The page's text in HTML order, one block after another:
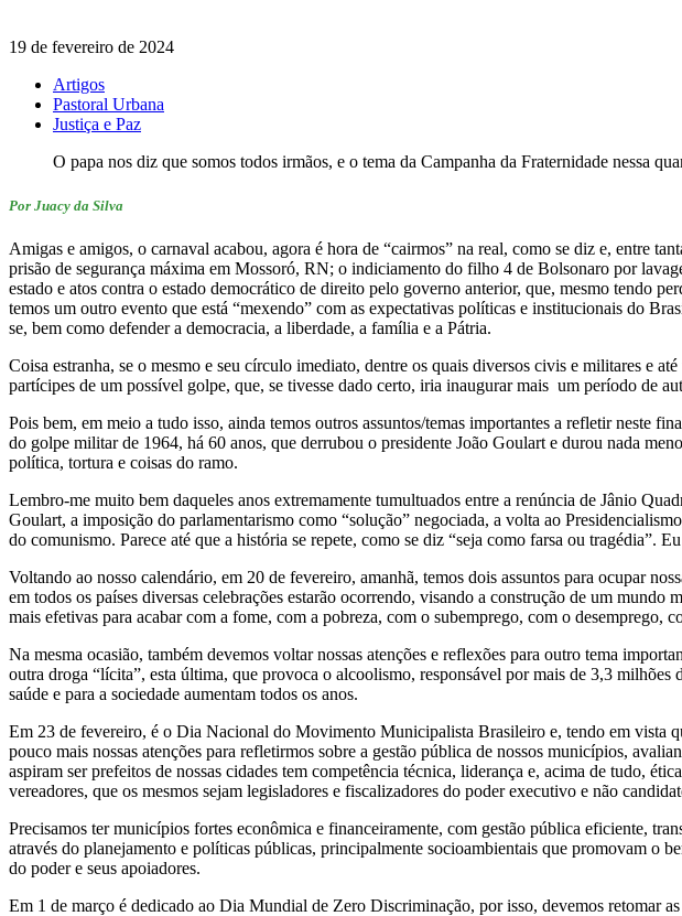
19 de fevereiro de 2024
Artigos
Pastoral Urbana
Justiça e Paz
O papa nos diz que somos todos irmãos, e o tema da Campanha da Fraternidade nessa
Por Juacy da Silva
Amigas e amigos, o carnaval acabou, agora é hora de “cairmos” na real, como se diz e, entre
prisão de segurança máxima em Mossoró, RN; o indiciamento do filho 4 de Bolsonaro por
estado e atos contra o estado democrático de direito pelo governo anterior, que, mesmo tendo
temos um outro evento que está “mexendo” com as expectativas políticas e institucionais do
se, bem como defender a democracia, a liberdade, a família e a Pátria.
Coisa estranha, se o mesmo e seu círculo imediato, dentre os quais diversos civis e militares e
partícipes de um possível golpe, que, se tivesse dado certo, iria inaugurar mais um período de
Pois bem, em meio a tudo isso, ainda temos outros assuntos/temas importantes a refletir neste
do golpe militar de 1964, há 60 anos, que derrubou o presidente João Goulart e durou nada
política, tortura e coisas do ramo.
Lembro-me muito bem daqueles anos extremamente tumultuados entre a renúncia de Jânio
Goulart, a imposição do parlamentarismo como “solução” negociada, a volta ao
do comunismo. Parece até que a história se repete, como se diz “seja como farsa ou
Voltando ao nosso calendário, em 20 de fevereiro, amanhã, temos dois assuntos para ocupar
em todos os países diversas celebrações estarão ocorrendo, visando a construção de um
mais efetivas para acabar com a fome, com a pobreza, com o subemprego, com o desemprego,
Na mesma ocasião, também devemos voltar nossas atenções e reflexões para outro tema
outra droga “lícita”, esta última, que provoca o alcoolismo, responsável por mais de 3,3
saúde e para a sociedade aumentam todos os anos.
Em 23 de fevereiro, é o Dia Nacional do Movimento Municipalista Brasileiro e, tendo em vista
pouco mais nossas atenções para refletirmos sobre a gestão pública de nossos municípios,
aspiram ser prefeitos de nossas cidades tem competência técnica, liderança e, acima de tudo,
vereadores, que os mesmos sejam legisladores e fiscalizadores do poder executivo e não
Precisamos ter municípios fortes econômica e financeiramente, com gestão pública eficiente,
através do planejamento e políticas públicas, principalmente socioambientais que promovam o
do poder e seus apoiadores.
Em 1 de março é dedicado ao Dia Mundial de Zero Discriminação, por isso, devemos retomar